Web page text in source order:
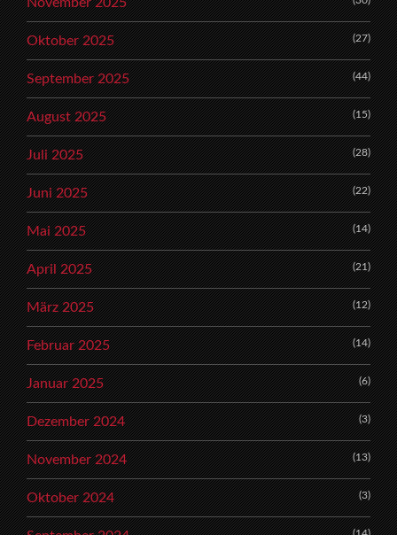
Oktober 2025 (27)
September 2025 (44)
August 2025 (15)
Juli 2025 (28)
Juni 2025 (22)
Mai 2025 (14)
April 2025 (21)
März 2025 (12)
Februar 2025 (14)
Januar 2025 (6)
Dezember 2024 (3)
November 2024 (13)
Oktober 2024 (3)